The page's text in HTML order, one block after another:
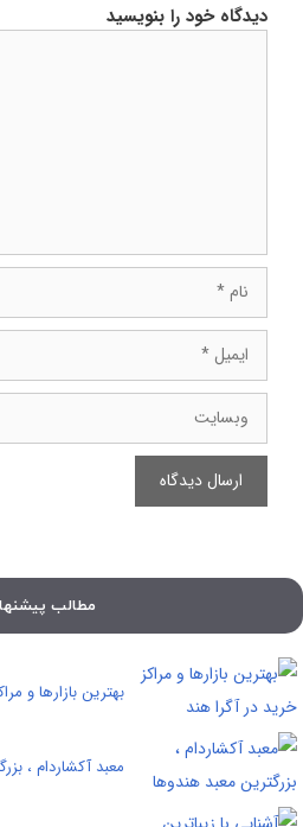
دیدگاه خود را بنویسید
ایمیل
وبسایت
مطالب
بهترین بازارها و
معبد آکشاردام ،